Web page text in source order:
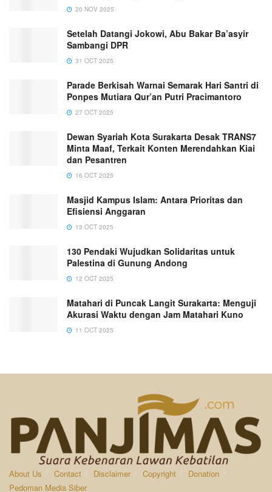
20 NOV 2025
Setelah Datangi Jokowi, Abu Bakar Ba’asyir
Sambangi DPR
31 OCT 2025
Parade Berkisah Warnai Semarak Hari Santri di
Ponpes Mutiara Qur’an Putri Pracimantoro
27 OCT 2025
Dewan Syariah Kota Surakarta Desak TRANS7
Minta Maaf, Terkait Konten Merendahkan Kiai
dan Pesantren
16 OCT 2025
Masjid Kampus Islam: Antara Prioritas dan
Efisiensi Anggaran
13 OCT 2025
130 Pendaki Wujudkan Solidaritas untuk
Palestina di Gunung Andong
12 OCT 2025
Matahari di Puncak Langit Surakarta: Menguji
Akurasi Waktu dengan Jam Matahari Kuno
11 OCT 2025
About Us Contact Disclaimer Copyright
Donation
Pedoman Media Siber